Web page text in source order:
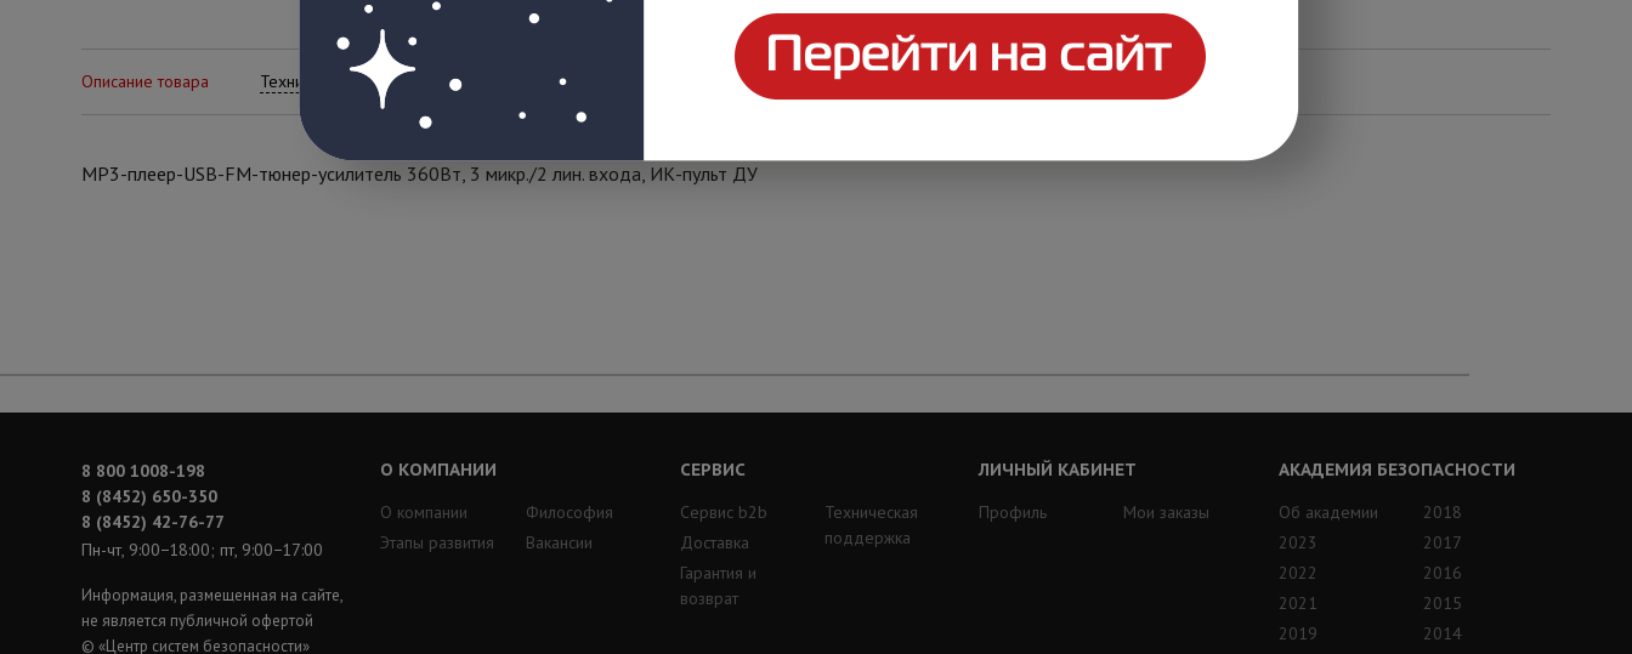
Описание товара Технические характеристики
МР3-плеер-USB-FM-тюнер-усилитель 360Вт, 3 микр./2 лин. входа, ИК-пульт ДУ
8 800 1008-198
8 (8452) 650-350
8 (8452) 42-76-77
Пн-чт, 9:00−18:00; пт, 9:00−17:00
Информация, размещенная на сайте,
не является публичной офертой
© «Центр систем безопасности»
О КОМПАНИИ
О компании
Этапы развития
Философия
Вакансии
СЕРВИС
Сервис b2b
Доставка
Гарантия и
возврат
Техническая
поддержка
ЛИЧНЫЙ КАБИНЕТ
Профиль
Мои заказы
АКАДЕМИЯ БЕЗОПАСНОСТИ
Об академии
2023
2022
2021
2019
2018
2017
2016
2015
2014